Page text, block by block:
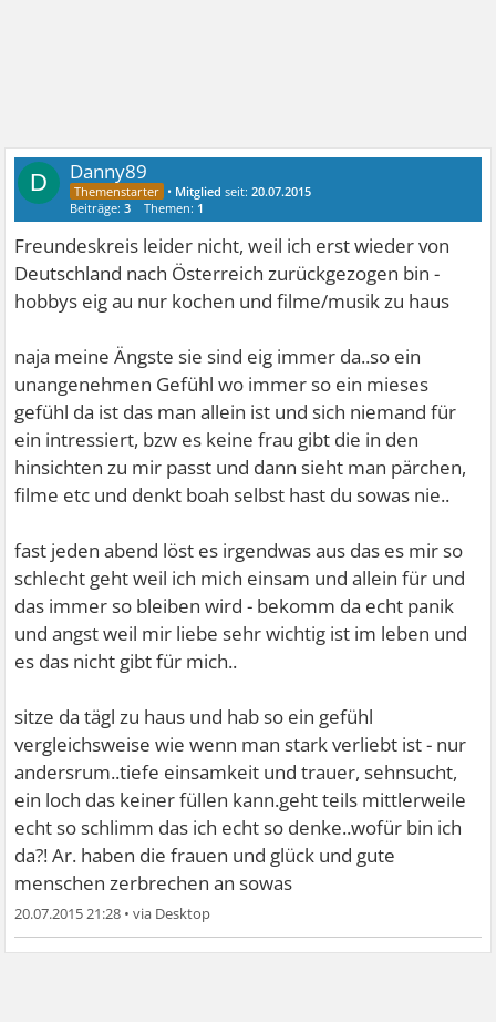
D Danny89
• Mitglied seit:20.07.2015
Beiträge:3 Themen: 1
Freundeskreis leider nicht, weil ich erst wieder von
Deutschland nach Österreich zurückgezogen bin -
hobbys eig au nur kochen und filme/musik zu haus
naja meine Ängste sie sind eig immer da..so ein
unangenehmen Gefühl wo immer so ein mieses
gefühl da ist das man allein ist und sich niemand für
ein intressiert, bzw es keine frau gibt die in den
hinsichten zu mir passt und dann sieht man pärchen,
filme etc und denkt boah selbst hast du sowas nie..
fast jeden abend löst es irgendwas aus das es mir so
schlecht geht weil ich mich einsam und allein für und
das immer so bleiben wird - bekomm da echt panik
und angst weil mir liebe sehr wichtig ist im leben und
es das nicht gibt für mich..
sitze da tägl zu haus und hab so ein gefühl
vergleichsweise wie wenn man stark verliebt ist - nur
andersrum..tiefe einsamkeit und trauer, sehnsucht,
ein loch das keiner füllen kann.geht teils mittlerweile
echt so schlimm das ich echt so denke..wofür bin ich
da?! Ar. haben die frauen und glück und gute
menschen zerbrechen an sowas
20.07.2015 21:28 •